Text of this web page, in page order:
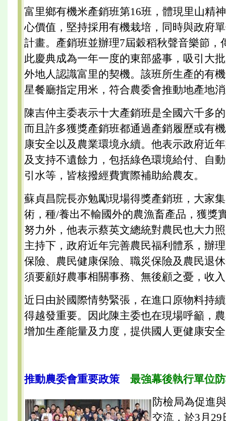
富里鄉有機米產銷班第16班，體現里山精
心價值，堅持採用有機栽培，同時與政府
計畫。產銷班並辦理7屆穀稻秋聲音樂節，
此慶典成為一年一度的東部盛事，吸引大
外地人認識富里的契機。該班所生產的有
星餐廳指定用米，符合農委會推動地產地
陳吉仲主委表示十大產銷班是全國六千多
而且許多獲獎產銷班都通過產銷履歷或有
康安全以及農業環境永續。他表示政府近
及支持不遺餘力，包括綠色環境給付、自
引水等，皆核撥經費實際補助給農友。
蘇貞昌院長亦勉勵現場得獎產銷班，大家
術，種/養出不輸國外的農漁畜產品，獲獎
努力外，他表示蔡英文總統對農民也大力
主持下，政府近年完善農民福利體系，辦
保險、農民健康保險、職災保險及農民退
須要顧好農事相關事務、無後顧之憂，收
近日由於國際情勢緊張，在進口原物料持
得越發重要。因此陳主委也在現場呼籲，
增加生產能量及力度，提供國人更健康安
推動農委會重要政策 最強幕後執行單位
防檢局為促進
交流，於3月